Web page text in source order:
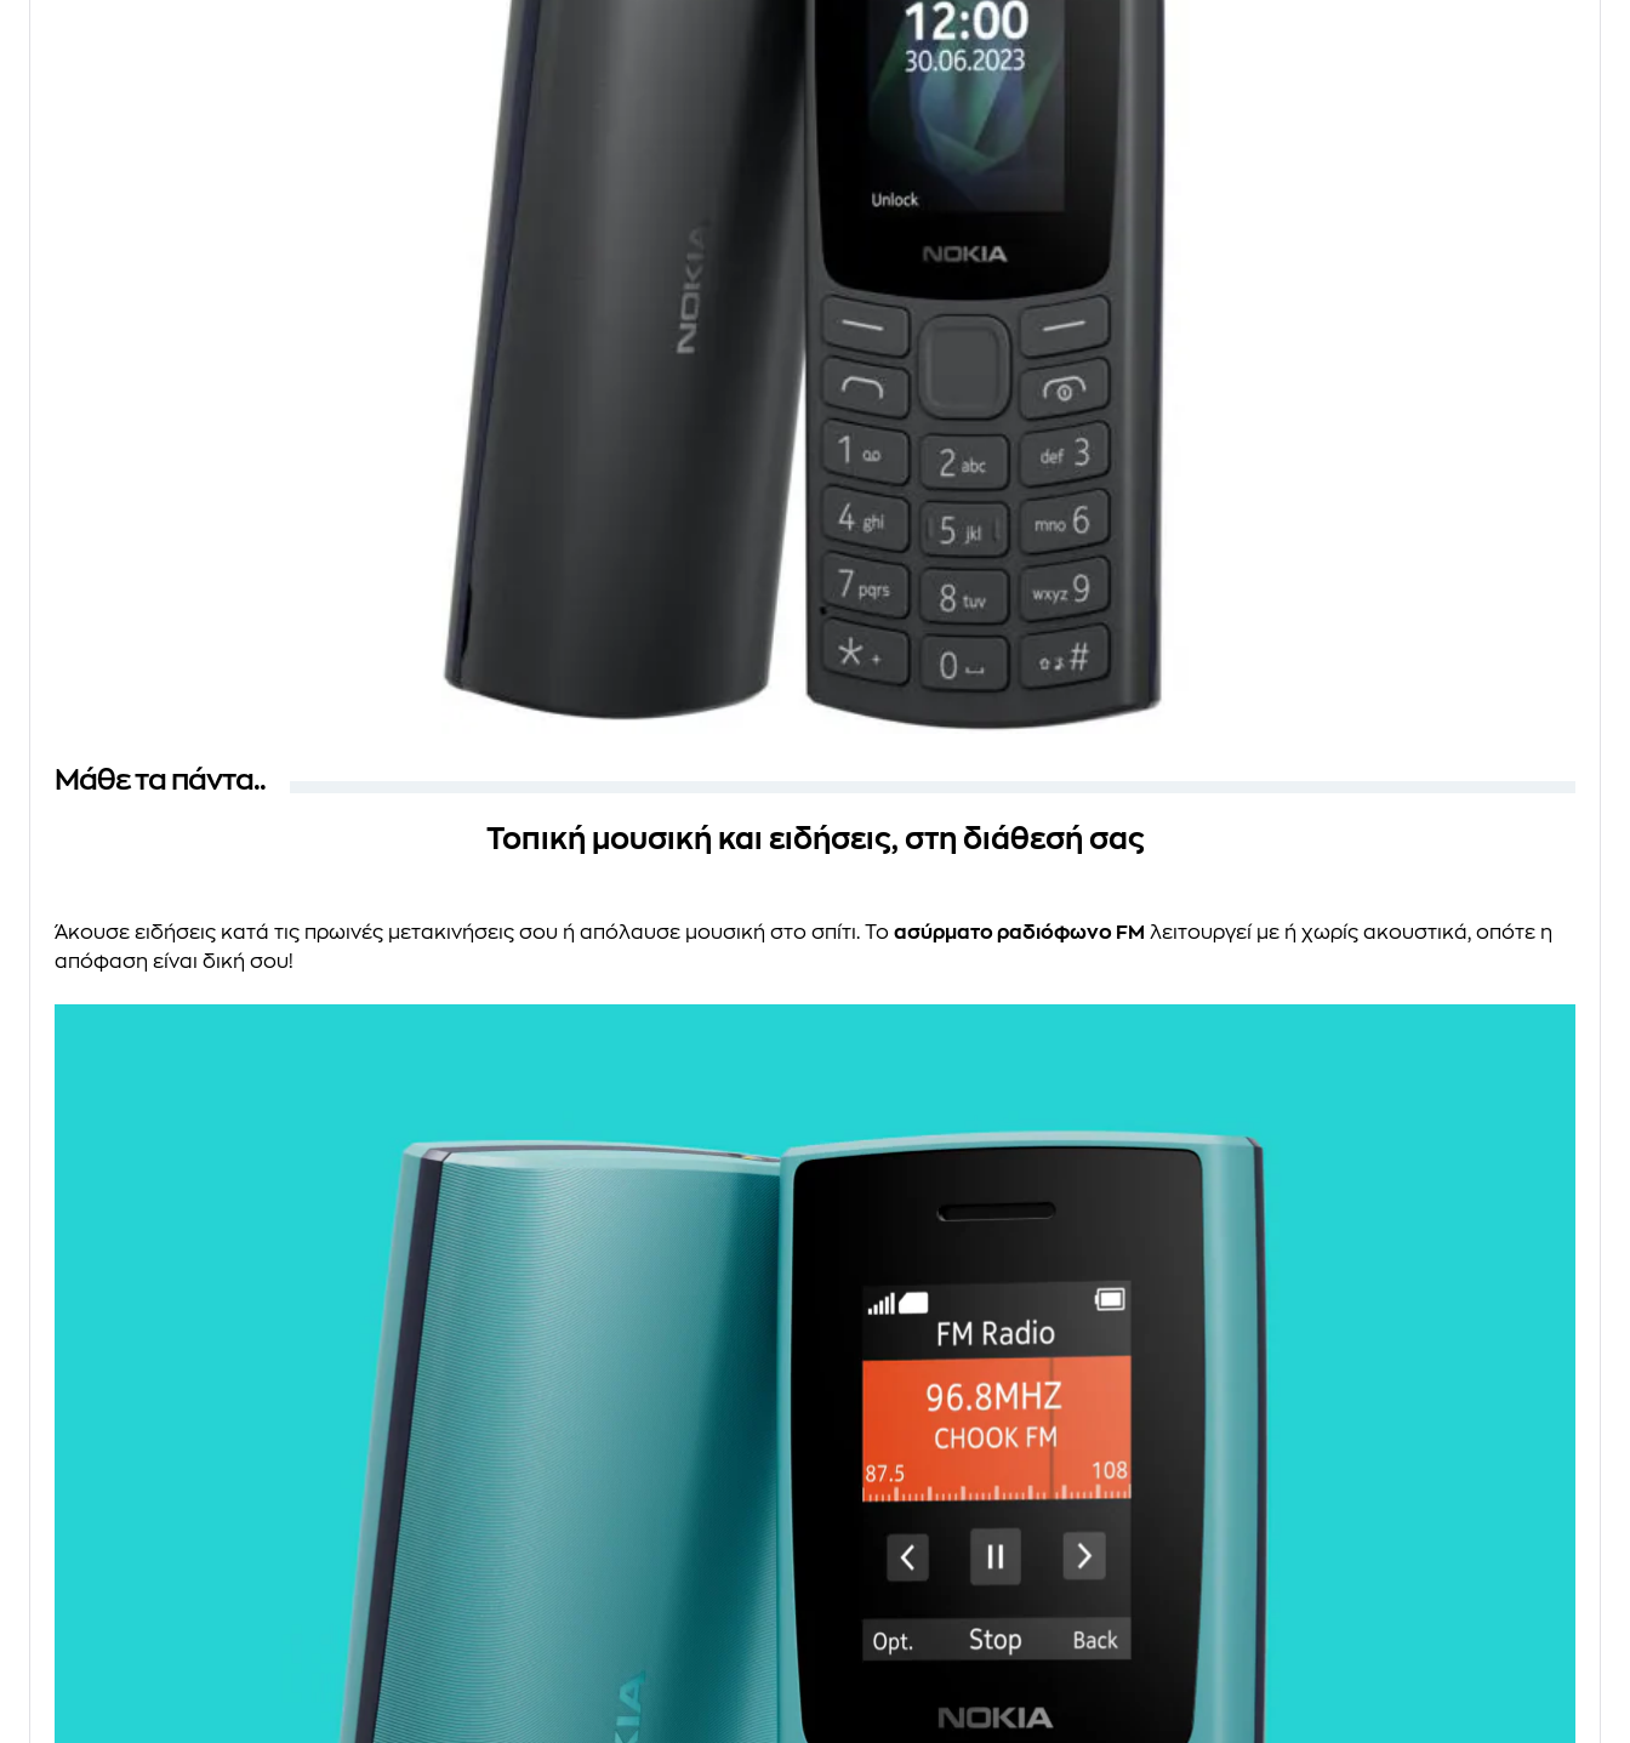
Μάθε τα πάντα..
Τοπική μουσική και ειδήσεις, στη διάθεσή σας
Άκουσε ειδήσεις κατά τις πρωινές μετακινήσεις σου ή απόλαυσε μουσική στο σπίτι. Το ασύρματο ραδιόφωνο FM λειτουργεί με ή χωρίς ακουστικά, οπότε η
απόφαση είναι δική σου!